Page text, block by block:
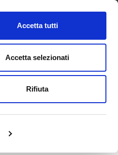
Accetta tutti
Accetta selezionati
Rifiuta
CONTATTI URP SERVIZI ONLINE
FacebookTwitterInstagram
LinkedIn